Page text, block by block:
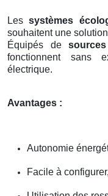
Lessystèmes
souhaitent une solution
Équipés de
fonctionnent sans
électrique.
Avantages :
Autonomie
Facile à